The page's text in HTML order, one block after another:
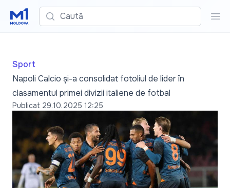
Caută
Sport
Napoli Calcio și-a consolidat fotoliul de lider în
clasamentul primei divizii italiene de fotbal
Publicat 29.10.2025 12:25